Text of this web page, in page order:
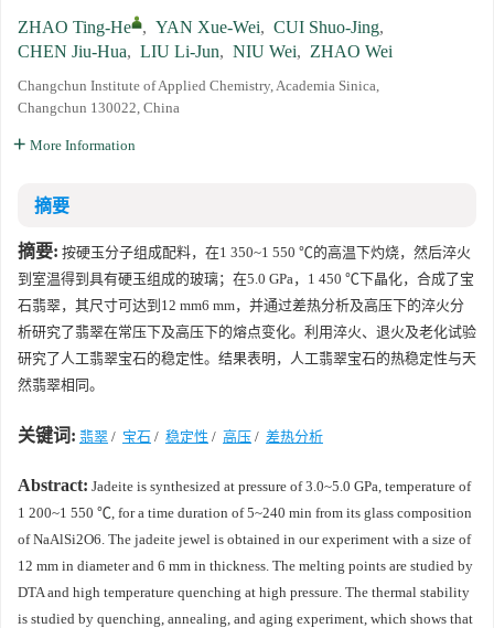
《高压物理学报》第三届青年编委会招募启事
ZHAO Ting-He , YAN Xue-Wei, CUI Shuo-Jing,
CHEN Jiu-Hua, LIU Li-Jun, NIU Wei, ZHAO Wei
Changchun Institute of Applied Chemistry, Academia Sinica,
Changchun 130022, China
More Information
摘要
摘要: 按硬玉分子组成配料，在1 350~1 550 ℃的高温下灼烧，然后淬火
到室温得到具有硬玉组成的玻璃；在5.0 GPa，1 450 ℃下晶化，合成了宝
石翡翠，其尺寸可达到12 mm6 mm，并通过差热分析及高压下的淬火分
析研究了翡翠在常压下及高压下的熔点变化。利用淬火、退火及老化试验
研究了人工翡翠宝石的稳定性。结果表明，人工翡翠宝石的热稳定性与天
然翡翠相同。
关键词: 翡翠 / 宝石 / 稳定性 / 高压 / 差热分析
Abstract: Jadeite is synthesized at pressure of 3.0~5.0 GPa, temperature of
1 200~1 550 ℃, for a time duration of 5~240 min from its glass composition
of NaAlSi2O6. The jadeite jewel is obtained in our experiment with a size of
12 mm in diameter and 6 mm in thickness. The melting points are studied by
DTA and high temperature quenching at high pressure. The thermal stability
is studied by quenching, annealing, and aging experiment, which shows that